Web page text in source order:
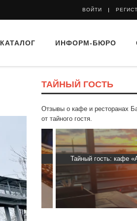
ВОЙТИ
КАТАЛОГ ИНФОРМ-БЮРО
ТАЙНЫЙ ГОСТЬ
Отзывы о кафе и ресторанах
от тайного гостя.
Buffet" Тайный гость: кафе